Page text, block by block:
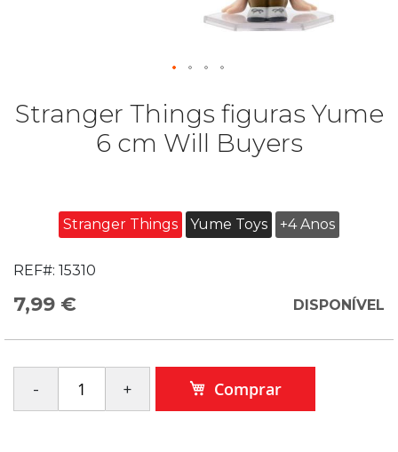
Stranger Things figuras Yume
6 cm Will Buyers
Stranger Things Yume Toys +4 Anos
REF#: 15310
7,99 € DISPONÍVEL
Comprar